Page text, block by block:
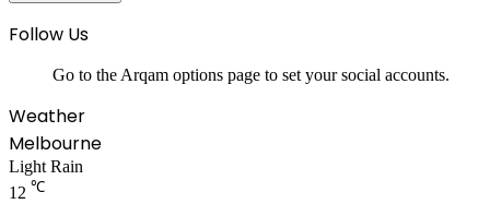
Follow Us
Go to the Arqam options page to set your social accounts.
Weather
Melbourne
Light Rain
12 ℃